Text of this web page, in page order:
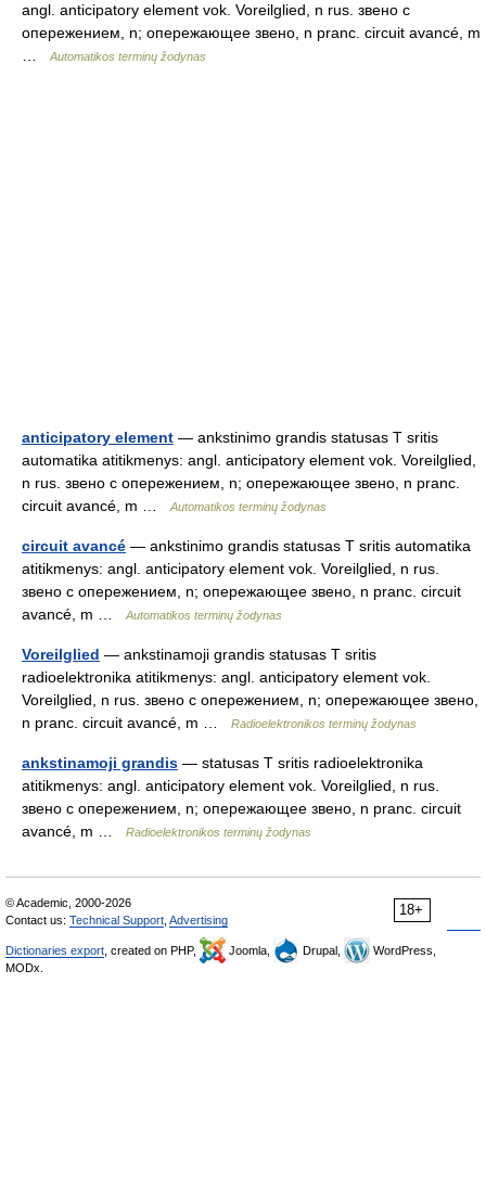
angl. anticipatory element vok. Voreilglied, n rus. звено с
опережением, n; опережающее звено, n pranc. circuit avancé, m
Automatikos terminų žodynas
anticipatory element — ankstinimo grandis statusas T sritis
automatika atitikmenys: angl. anticipatory element vok. Voreilglied,
n rus. звено с опережением, n; опережающее звено, n pranc.
circuit avancé, m …
Automatikos terminų žodynas
circuit avancé — ankstinimo grandis statusas T sritis automatika
atitikmenys: angl. anticipatory element vok. Voreilglied, n rus.
звено с опережением, n; опережающее звено, n pranc. circuit
avancé, m …
Automatikos terminų žodynas
Voreilglied — ankstinamoji grandis statusas T sritis
radioelektronika atitikmenys: angl. anticipatory element vok.
Voreilglied, n rus. звено с опережением, n; опережающее звено,
n pranc. circuit avancé, m …
Radioelektronikos terminų žodynas
ankstinamoji grandis — statusas T sritis radioelektronika
atitikmenys: angl. anticipatory element vok. Voreilglied, n rus.
звено с опережением, n; опережающее звено, n pranc. circuit
avancé, m …
Radioelektronikos terminų žodynas
18+
© Academic, 2000-2026
Contact us: Technical Support Advertising
Dictionaries export , created on PHP, Joomla, Drupal,
WordPress,
MODx.